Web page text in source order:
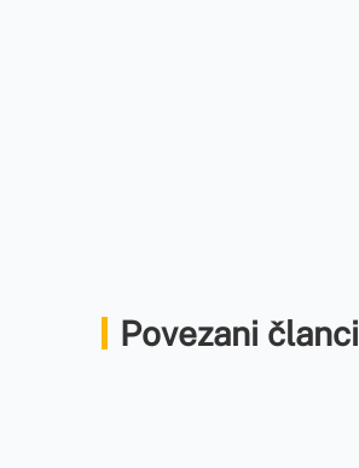
Povezani članci